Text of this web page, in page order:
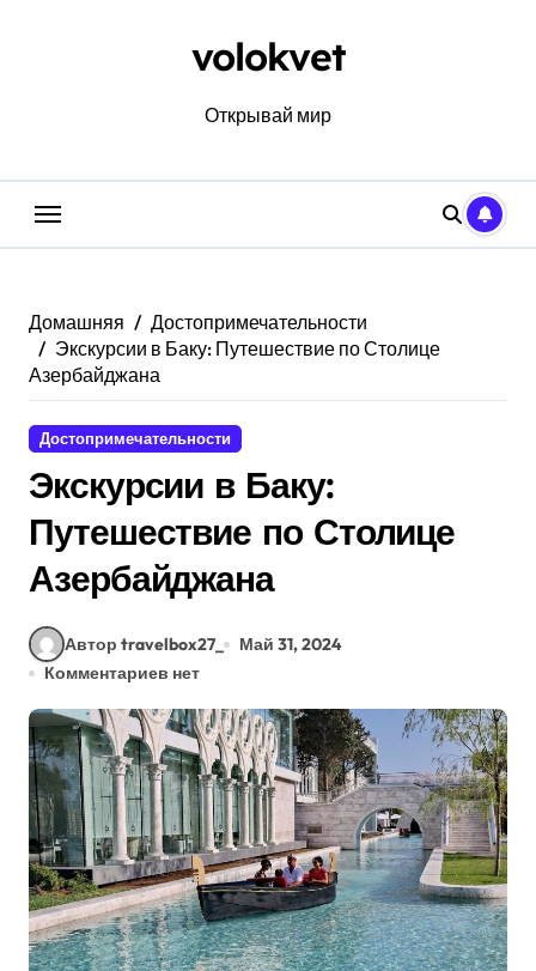
volokvet
Открывай мир
Домашняя
Достопримечательности
Экскурсии в Баку: Путешествие по Столице
Азербайджана
Достопримечательности
Экскурсии в Баку:
Путешествие по Столице
Азербайджана
Автор travelbox27_
Май 31, 2024
Комментариев нет